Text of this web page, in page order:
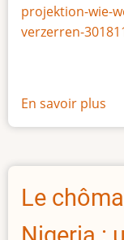
projektion-wie-
verzerren-
En savoir plus
La
Le